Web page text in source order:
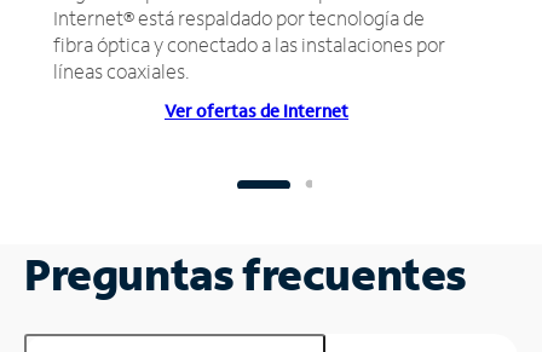
Internet® está respaldado por tecnología de
fibra óptica y conectado a las instalaciones por
líneas coaxiales.
Ver ofertas de Internet
Preguntas frecuentes